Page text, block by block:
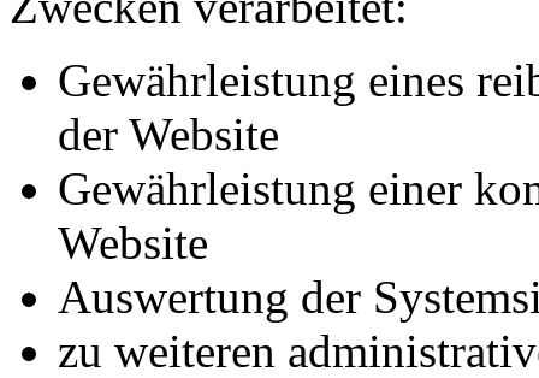
Gewährleistung eines
der Website
Gewährleistung einer
Website
Auswertung der
zu weiteren